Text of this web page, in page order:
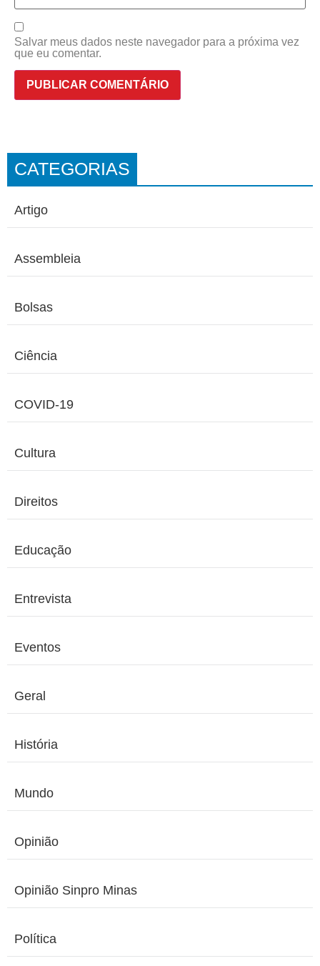
Salvar meus dados neste navegador para a próxima vez
que eu comentar.
CATEGORIAS
Artigo
Assembleia
Bolsas
Ciência
COVID-19
Cultura
Direitos
Educação
Entrevista
Eventos
Geral
História
Mundo
Opinião
Opinião Sinpro Minas
Política